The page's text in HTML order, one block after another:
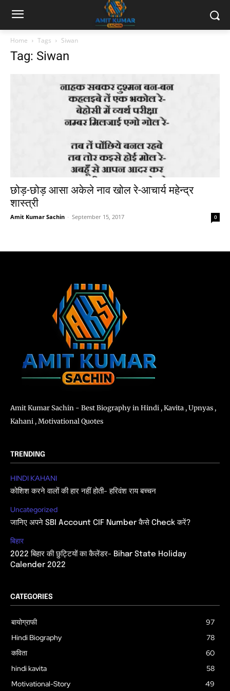
Home Tags Siwan
Tag: Siwan
छोड़-छोड़ आसा अकेले नाव खोल रे-आचार्य महेन्द्र
शास्त्री
Amit Kumar Sachin - September 15, 2017 0
Amit Kumar Sachin - Best Biography in Hindi , Kavita , Upnyas ,
Kahani , Motivational Quotes
TRENDING
HINDI KAHANI
कोशिश करने वालों की हार नहीं होती- हरिवंश राय बच्चन
Uncategorized
जानिए अपने SBI Account CIF Number कैसे Check करें?
बिहार
2022 बिहार की छुट्टियों का कैलेंडर- Bihar State Holiday
Calender 2022
CATEGORIES
बायोग्राफी
97
Hindi Biography
78
कविता
60
hindi kavita
58
Motivational-Story
49